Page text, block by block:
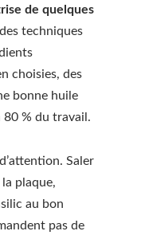
de quelques
techniques
choisies, des
bonne huile
80 % du travail.
Saler
plaque,
au bon
pas de